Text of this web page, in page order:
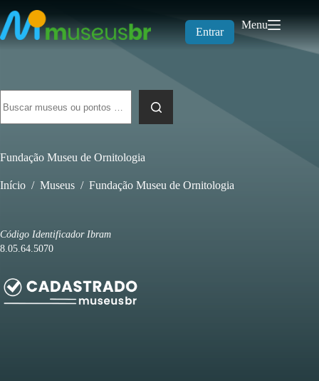
para
o
conteúdo
Entrar
Menu
resultados
Fundação Museu de Ornitologia
Início / Museus / Fundação Museu de Ornitologia
Código Identificador Ibram
8.05.64.5070